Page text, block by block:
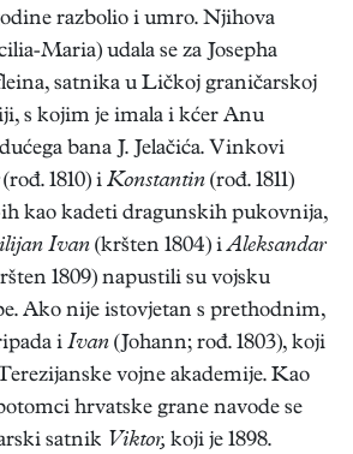
razbolio i umro. Njihova
Maria) udala se za Josepha
satnika u Ličkoj graničarskoj
s kojim je imala i kćer Anu
bana J. Jelačića. Vinkovi
(rođ. 1810) i Konstantin (rođ. 1811)
ih kao kadeti dragunskih pukovnija,
Ivan (kršten 1804) iAleksandar
1809) napustili su vojsku
Ako nije istovjetan s prethodnim,
i Ivan (Johann; rođ. 1803), koji
vojne akademije. Kao
hrvatske grane navode se
satnik Viktor, koji je 1898.